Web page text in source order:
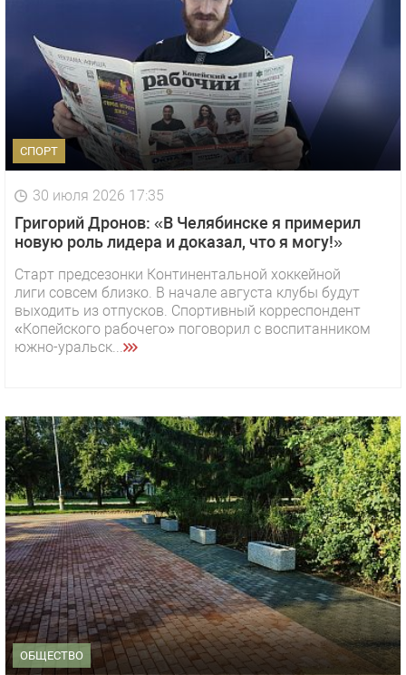
СПОРТ
30 июля 2026 17:35
Григорий Дронов: «В Челябинске я примерил
новую роль лидера и доказал, что я могу!»
Старт предсезонки Континентальной хоккейной
лиги совсем близко. В начале августа клубы будут
выходить из отпусков. Спортивный корреспондент
«Копейского рабочего» поговорил с воспитанником
южно-уральск...
ОБЩЕСТВО